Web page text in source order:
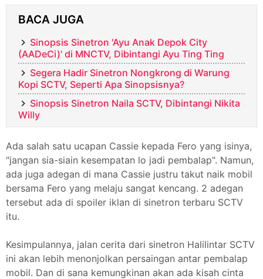
BACA JUGA
Sinopsis Sinetron 'Ayu Anak Depok City
(AADeCi)' di MNCTV, Dibintangi Ayu Ting Ting
Segera Hadir Sinetron Nongkrong di Warung
Kopi SCTV, Seperti Apa Sinopsisnya?
Sinopsis Sinetron Naila SCTV, Dibintangi Nikita
Willy
Ada salah satu ucapan Cassie kepada Fero yang isinya,
"jangan sia-siain kesempatan lo jadi pembalap". Namun,
ada juga adegan di mana Cassie justru takut naik mobil
bersama Fero yang melaju sangat kencang. 2 adegan
tersebut ada di spoiler iklan di sinetron terbaru SCTV
itu.
Kesimpulannya, jalan cerita dari sinetron Halilintar SCTV
ini akan lebih menonjolkan persaingan antar pembalap
mobil. Dan di sana kemungkinan akan ada kisah cinta